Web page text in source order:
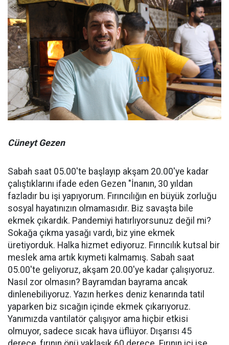
Cüneyt Gezen
Sabah saat 05.00'te başlayıp akşam 20.00'ye kadar
çalıştıklarını ifade eden Gezen "İnanın, 30 yıldan
fazladır bu işi yapıyorum. Fırıncılığın en büyük zorluğu
sosyal hayatınızın olmamasıdır. Biz savaşta bile
ekmek çıkardık. Pandemiyi hatırlıyorsunuz değil mi?
Sokağa çıkma yasağı vardı, biz yine ekmek
üretiyorduk. Halka hizmet ediyoruz. Fırıncılık kutsal bir
meslek ama artık kıymeti kalmamış. Sabah saat
05.00'te geliyoruz, akşam 20.00'ye kadar çalışıyoruz.
Nasıl zor olmasın? Bayramdan bayrama ancak
dinlenebiliyoruz. Yazın herkes deniz kenarında tatil
yaparken biz sıcağın içinde ekmek çıkarıyoruz.
Yanımızda vantilatör çalışıyor ama hiçbir etkisi
olmuyor, sadece sıcak hava üflüyor. Dışarısı 45